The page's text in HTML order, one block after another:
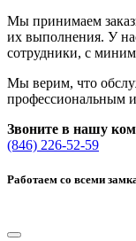
Мы принимаем
их выполнения. У
сотрудники, с
Мы верим, что
профессиональным
Звоните в нашу
(846) 226-52-59
Работаем со всеми